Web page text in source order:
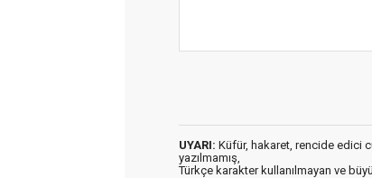
UYARI: Küfür, hakaret, rencide edici
yazılmamış,
Türkçe karakter kullanılmayan ve